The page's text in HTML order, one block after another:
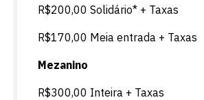
R$200,00 Solidário* + Taxas
R$170,00 Meia entrada + Taxas
Mezanino
R$300,00 Inteira + Taxas